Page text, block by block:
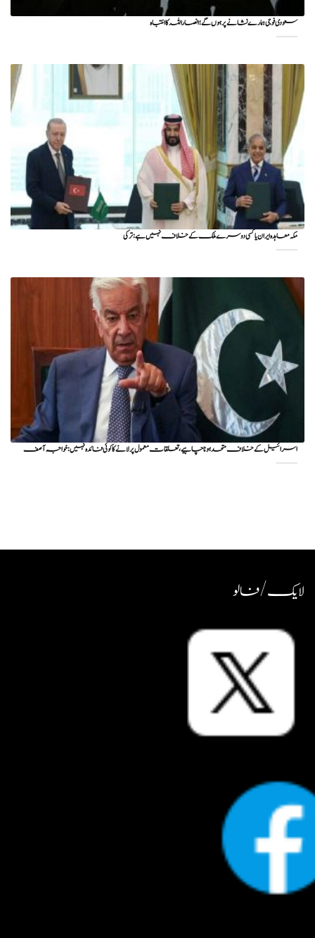
سعودی فوجی ہمارے نشانے پر ہوں گے؛ انصاراللہ کا انتباہ
مکہ معاہدہ ایران یا کسی دوسرے ملک کے خلاف نہیں ہے: ترکی
اسرائیل کے خلاف متحد ہونا چاہیے، تعلقات معمول پر لانے کا کوئی فائدہ نہیں: خواجہ آصف
لایک / فالو